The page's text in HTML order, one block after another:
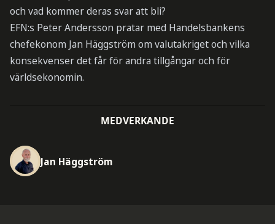
och vad kommer deras svar att bli?
EFN:s Peter Andersson pratar med Handelsbankens
chefekonom Jan Häggström om valutakriget och vilka
konsekvenser det får för andra tillgångar och för
världsekonomin.
MEDVERKANDE
Jan Häggström